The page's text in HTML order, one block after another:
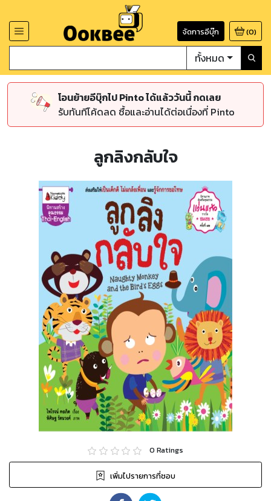
จัดการอีบุ๊ก (0)
ทั้งหมด
โอนย้ายอีบุ๊กไป Pinto ได้แล้ววันนี้ กดเลย
รับทันทีโค้ดลด ซื้อและอ่านได้ต่อเนื่องที่ Pinto
ลูกลิงกลับใจ
0 Ratings
เพิ่มไปรายการที่ชอบ